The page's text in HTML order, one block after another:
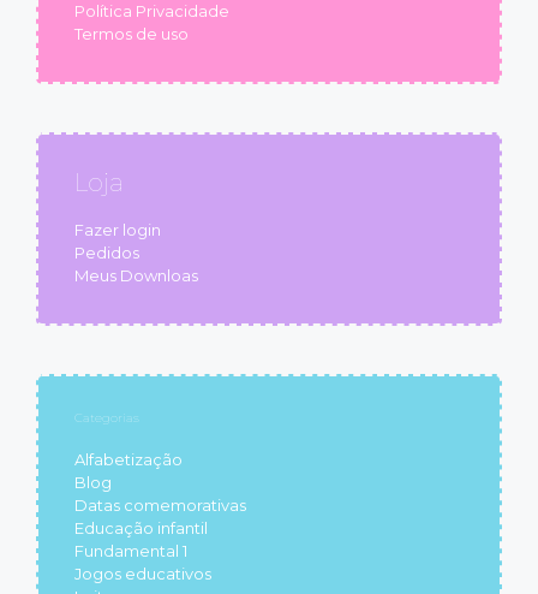
Política Privacidade
Termos de uso
Loja
Fazer login
Pedidos
Meus Downloas
Categorias
Alfabetização
Blog
Datas comemorativas
Educação infantil
Fundamental 1
Jogos educativos